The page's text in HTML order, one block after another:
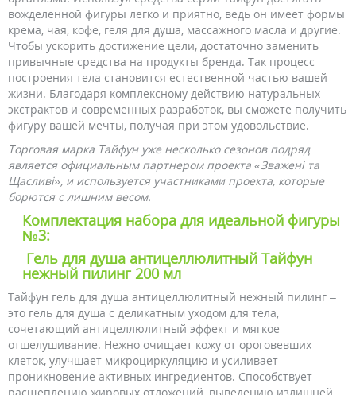
вожделенной фигуры легко и приятно, ведь он имеет формы
крема, чая, кофе, геля для душа, массажного масла и другие.
Чтобы ускорить достижение цели, достаточно заменить
привычные средства на продукты бренда. Так процесс
построения тела становится естественной частью вашей
жизни. Благодаря комплексному действию натуральных
экстрактов и современных разработок, вы сможете получить
фигуру вашей мечты, получая при этом удовольствие.
Торговая марка Тайфун уже несколько сезонов подряд
является официальным партнером проекта «Зважені та
Щасливі», и используется участниками проекта, которые
борются с лишним весом.
Комплектация набора для идеальной фигуры
№3:
Гель для душа антицеллюлитный Тайфун
нежный пилинг 200 мл
Тайфун гель для душа антицеллюлитный нежный пилинг –
это гель для душа с деликатным уходом для тела,
сочетающий антицеллюлитный эффект и мягкое
отшелушивание. Нежно очищает кожу от ороговевших
клеток, улучшает микроциркуляцию и усиливает
проникновение активных ингредиентов. Способствует